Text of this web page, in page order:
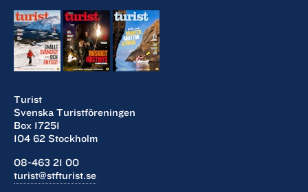
Turist
Svenska Turistföreningen
Box 17251
104 62 Stockholm
08-463 21 00
turist@stfturist.se